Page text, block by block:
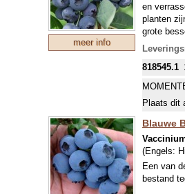
meer info
en
planten
grote
versiering
zussen,
USDA-
818545.1
Plaats dit
Blauwe
(Engels:
Een van
bestand